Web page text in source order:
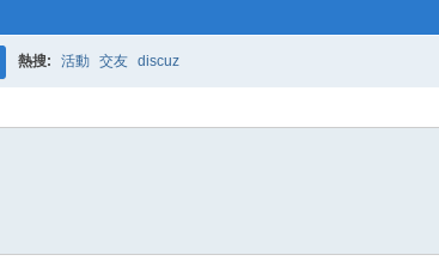
熱搜: 活動 交友 discuz